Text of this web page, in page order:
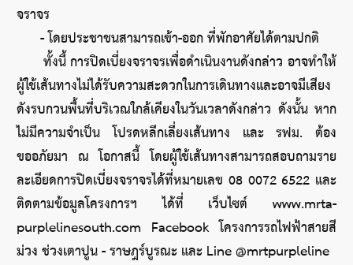
จราจร
      - โดยประชาชนสามารถเข้า-ออก ที่พักอาศัยได้ตามปกติ
      ทั้งนี้ การปิดเบี่ยงจราจรเพื่อดำเนินงานดังกล่าว อาจทำให้
ผู้ใช้เส้นทางไม่ได้รับความสะดวกในการเดินทางและอาจมีเสียง
ดังรบกวนพื้นที่บริเวณใกล้เคียงในวันเวลาดังกล่าว ดังนั้น หาก
ไม่มีความจำเป็น โปรดหลีกเลี่ยงเส้นทาง และ รฟม. ต้อง
ขออภัยมา ณ โอกาสนี้ โดยผู้ใช้เส้นทางสามารถสอบถามราย
ละเอียดการปิดเบี่ยงจราจรได้ที่หมายเลข 08 0072 6522 และ
ติดตามข้อมูลโครงการฯ ได้ที่ เว็บไซต์ www.mrta-
purplelinesouth.com Facebook โครงการรถไฟฟ้าสายสี
ม่วง ช่วงเตาปูน - ราษฎร์บูรณะ และ Line @mrtpurpleline